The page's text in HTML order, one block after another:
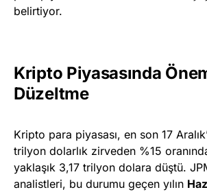
belirtiyor.
Kripto Piyasasında
Düzeltme
Kripto para piyasası, en son 17
trilyon dolarlık zirveden %15
yaklaşık 3,17 trilyon dolara düştü.
analistleri, bu durumu geçen yılın